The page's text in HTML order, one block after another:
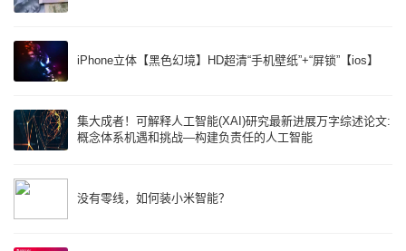
iPhone立体【黑色幻境】HD超清“手机壁纸”+“屏锁”【ios】
集大成者！可解释人工智能(XAI)研究最新进展万字综述论文:
概念体系机遇和挑战—构建负责任的人工智能
没有零线，如何装小米智能？